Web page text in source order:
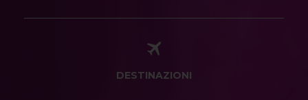
DESTINAZIONI